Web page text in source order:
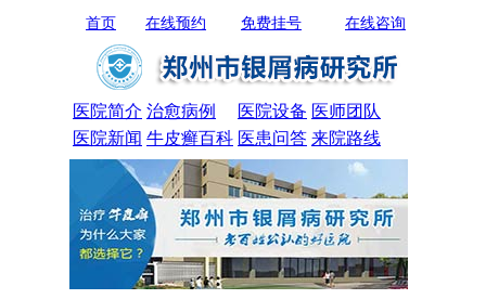
首页 在线咨询
免费挂号
在线预约
医院简介 治愈病例 医院设备 医师团队
医院新闻 牛皮癣百科 医患问答 来院路线